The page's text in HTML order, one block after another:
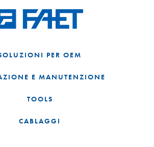
PER OEM
E MANUTENZIONE
TOOLS
CABLAGGI